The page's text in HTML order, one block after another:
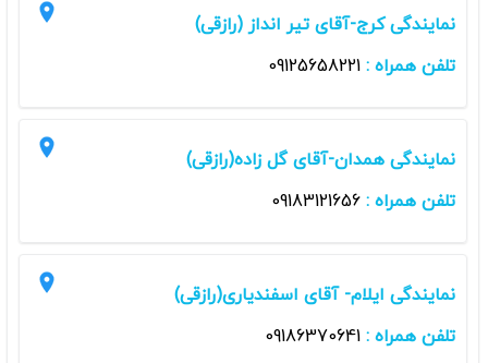
نمایندگی کرج-آقای تیر انداز (رازقی)
تلفن همراه :
نمایندگی همدان-آقای گل زاده(رازقی)
تلفن همراه :
نمایندگی ایلام- آقای اسفندیاری(رازقی)
تلفن همراه :